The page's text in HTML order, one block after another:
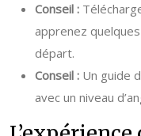
Conseil :
apprenez
départ.
Conseil : Un guide
avec un niveau